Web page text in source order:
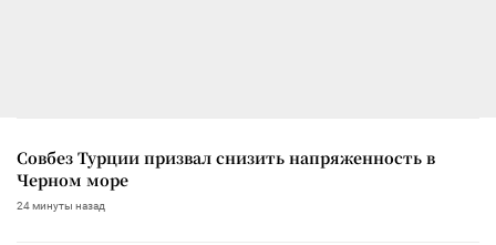
Совбез Турции призвал снизить напряженность в
Черном море
24 минуты назад